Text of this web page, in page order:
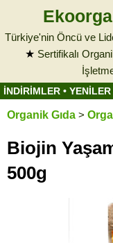
Türkiye'nin Öncü ve
★ Sertifikalı
İNDİRİMLER • YENİLER
Organik Gıda >
Biojin
500g